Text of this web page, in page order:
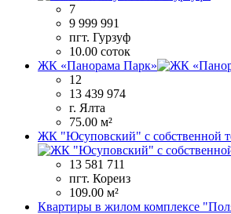
7
9 999 991
пгт. Гурзуф
10.00 соток
ЖК «Панорама Парк»
12
13 439 974
г. Ялта
75.00 м²
ЖК "Юсуповский" с собственной
13 581 711
пгт. Кореиз
109.00 м²
Квартиры в жилом комплексе